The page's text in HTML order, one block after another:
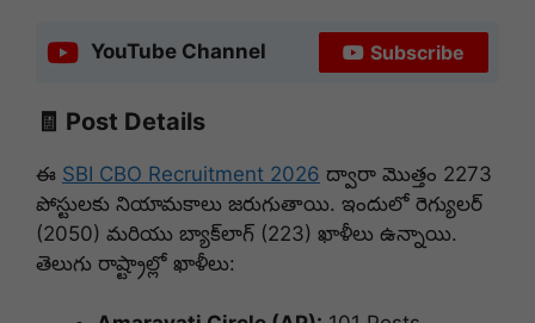
YouTube Channel Subscribe
🧾 Post Details
ఈ SBI CBO Recruitment 2026 ద్వారా మొత్తం 2273
పోస్టులకు నియామకాలు జరుగుతాయి. ఇందులో రెగ్యులర్
(2050) మరియు బ్యాక్‌లాగ్ (223) ఖాళీలు ఉన్నాయి.
తెలుగు రాష్ట్రాల్లో ఖాళీలు: